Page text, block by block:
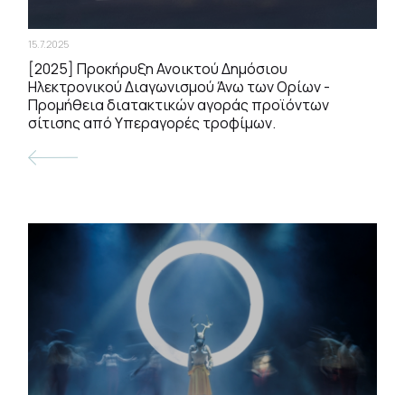
15.7.2025
[2025] Προκήρυξη Ανοικτού Δημόσιου
Ηλεκτρονικού Διαγωνισμού Άνω των Ορίων -
Προμήθεια διατακτικών αγοράς προϊόντων
σίτισης από Υπεραγορές τροφίμων.